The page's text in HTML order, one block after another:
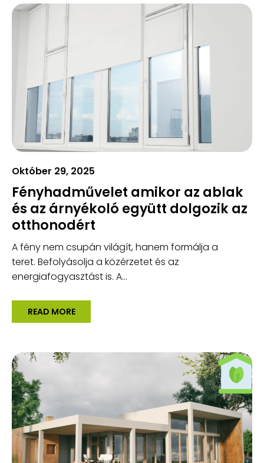
Október 29, 2025
Fényhadművelet amikor az ablak
és az árnyékoló együtt dolgozik az
otthonodért
A fény nem csupán világít, hanem formálja a
teret. Befolyásolja a közérzetet és az
energiafogyasztást is. A...
READ MORE